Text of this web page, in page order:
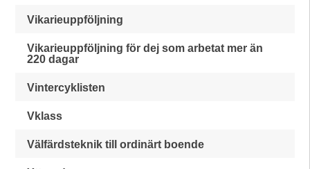
Vikarieuppföljning
Vikarieuppföljning för dej som arbetat mer än
220 dagar
Vintercyklisten
Vklass
Välfärdsteknik till ordinärt boende